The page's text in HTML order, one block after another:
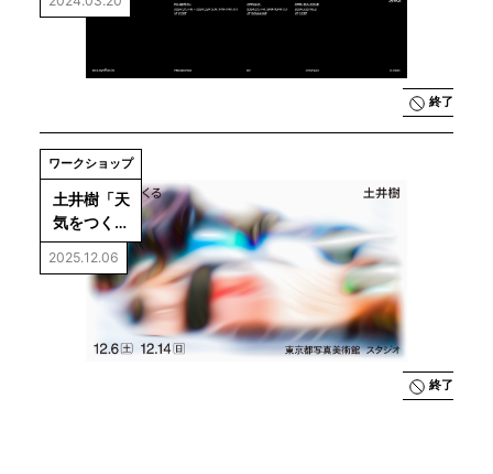
終了
ワークショップ
土井樹「天
気をつく
る」
2025.12.06
終了